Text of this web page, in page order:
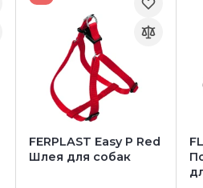
FERPLAST Easy P Red
Шлея для собак